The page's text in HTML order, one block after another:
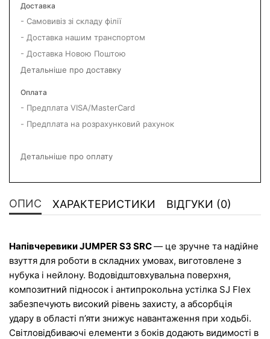
Доставка
- Самовивіз зі складу філії
- Доставка нашим транспортом
- Доставка Новою Поштою
Детальніше про доставку
Оплата
- Предплата VISA/MasterCard
- Предплата на розрахунковий рахунок
Детальніше про оплату
ОПИС ХАРАКТЕРИСТИКИ ВІДГУКИ (0)
Напівчеревики JUMPER S3 SRC — це зручне та надійне
взуття для роботи в складних умовах, виготовлене з
нубука і нейлону. Водовідштовхувальна поверхня,
композитний підносок і антипрокольна устілка SJ Flex
забезпечують високий рівень захисту, а абсорбція
удару в області п’яти знижує навантаження при ходьбі.
Світловідбиваючі елементи з боків додають видимості в